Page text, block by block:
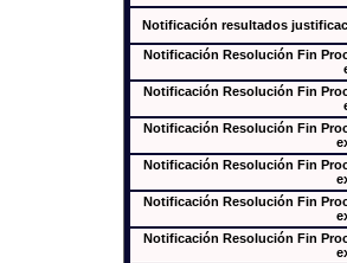
Notificación resultados
Notificación Resolución Fin
Notificación Resolución Fin
Notificación Resolución Fin
Notificación Resolución Fin
Notificación Resolución Fin
Notificación Resolución Fin